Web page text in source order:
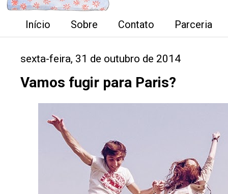
Início Sobre Contato Parceria
sexta-feira, 31 de outubro de 2014
Vamos fugir para Paris?